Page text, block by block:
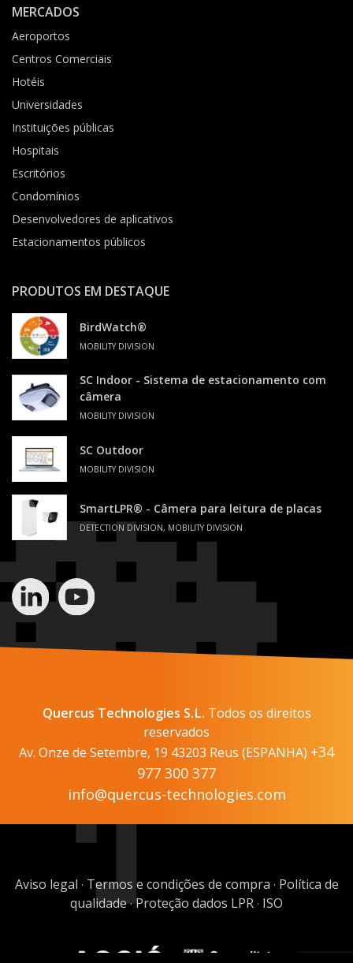
MERCADOS
Aeroportos
Centros Comerciais
Hotéis
Universidades
Instituições públicas
Hospitais
Escritórios
Condomínios
Desenvolvedores de aplicativos
Estacionamentos públicos
PRODUTOS EM DESTAQUE
BirdWatch®
MOBILITY DIVISION
SC Indoor - Sistema de estacionamento com
câmera
MOBILITY DIVISION
SC Outdoor
MOBILITY DIVISION
SmartLPR® - Câmera para leitura de placas
DETECTION DIVISION, MOBILITY DIVISION
Quercus Technologies S.L. Todos os direitos
reservados
Av. Onze de Setembre, 19 43203 Reus (ESPANHA) +34
977 300 377
info@quercus-technologies.com
Aviso legal · Termos e condições de compra · Política de
qualidade·Proteção dados LPR · ISO